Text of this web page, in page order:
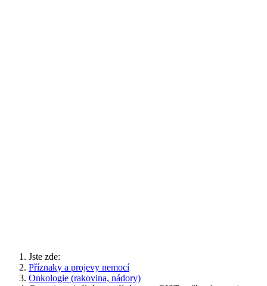
Jste zde:
Příznaky a projevy nemocí
Onkologie (rakovina, nádory)